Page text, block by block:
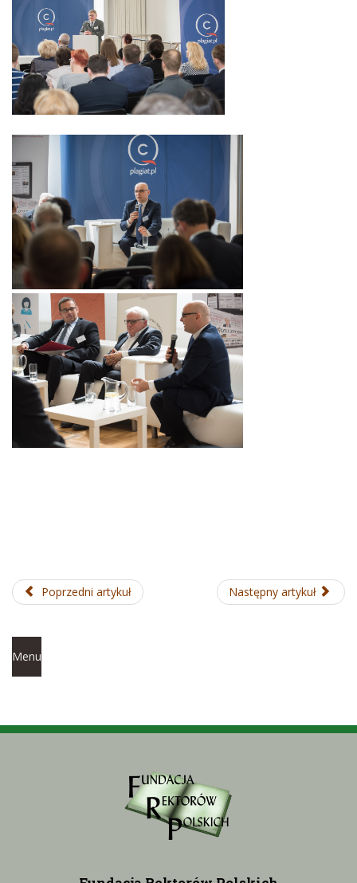
Poprzedni artykuł Następny artykuł
Menu